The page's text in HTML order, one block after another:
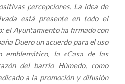
percepciones. La idea de
está presente en todo el
el Ayuntamiento ha firmado con
Duero un acuerdo para el uso
emblemático, la «Casa de las
del barrio Húmedo, como
a la promoción y difusión